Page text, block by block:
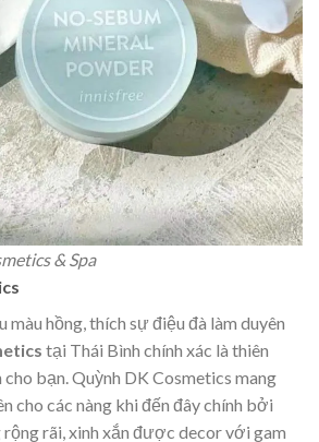
& Spa
màu hồng, thích sự điệu đà làm duyên
tại Thái Bình chính xác là thiên
bạn. Quỳnh DK Cosmetics mang
cho các nàng khi đến đây chính bởi
rộng rãi, xinh xắn được decor với gam